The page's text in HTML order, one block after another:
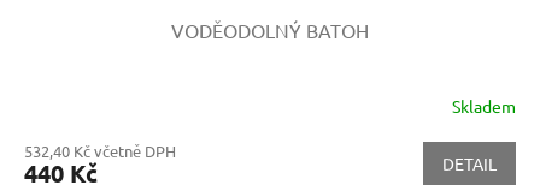
VODĚODOLNÝ BATOH
Skladem
532,40 Kč včetně DPH
440 Kč DETAIL